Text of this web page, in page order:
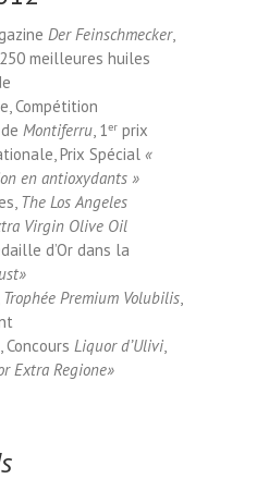
Der Feinschmecker,
meilleures huiles
Compétition
Montiferru, 1er prix
Prix Spécial «
en antioxydants »
The Los Angeles
Virgin Olive Oil
d’Or dans la
Trophée Premium Volubilis,
Liquor d’Ulivi,
Extra Regione»